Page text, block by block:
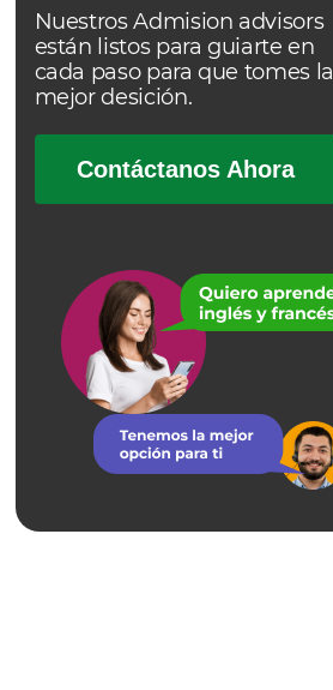
Nuestros Admision advisors
están listos para guiarte en
cada paso para que tomes la
mejor desición.
Contáctanos Ahora